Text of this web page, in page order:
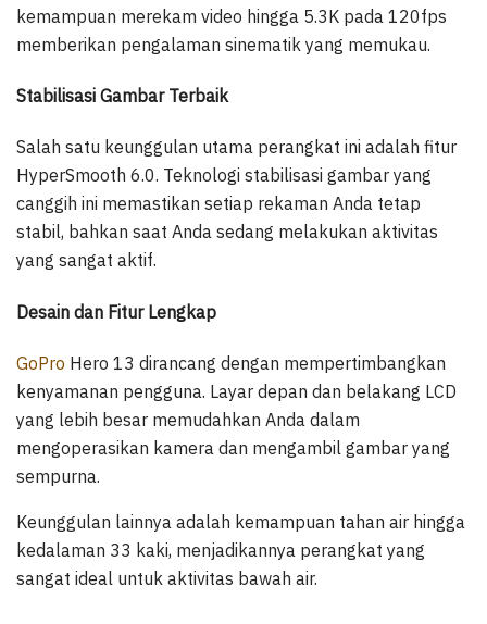
kemampuan merekam video hingga 5.3K pada 120fps
memberikan pengalaman sinematik yang memukau.
Stabilisasi Gambar Terbaik
Salah satu keunggulan utama perangkat ini adalah fitur
HyperSmooth 6.0. Teknologi stabilisasi gambar yang
canggih ini memastikan setiap rekaman Anda tetap
stabil, bahkan saat Anda sedang melakukan aktivitas
yang sangat aktif.
Desain dan Fitur Lengkap
GoPro Hero 13 dirancang dengan mempertimbangkan
kenyamanan pengguna. Layar depan dan belakang LCD
yang lebih besar memudahkan Anda dalam
mengoperasikan kamera dan mengambil gambar yang
sempurna.
Keunggulan lainnya adalah kemampuan tahan air hingga
kedalaman 33 kaki, menjadikannya perangkat yang
sangat ideal untuk aktivitas bawah air.